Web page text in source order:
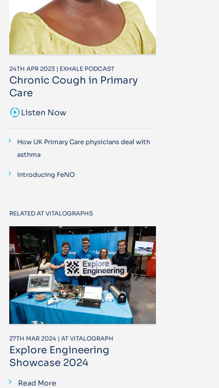
24TH APR 2023 | EXHALE PODCAST
Chronic Cough in Primary
Care
sound_samplerListen Now
How UK Primary Care physicians deal with
asthma
Introducing FeNO
RELATED AT VITALOGRAPHS
27TH MAR 2024 | AT VITALOGRAPH
Explore Engineering
Showcase 2024
Read More